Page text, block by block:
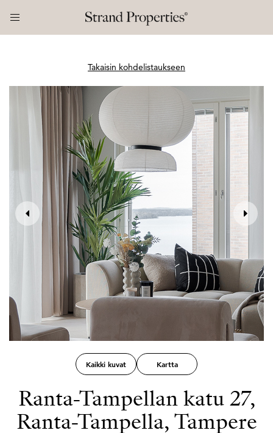
Takaisin kohdelistaukseen
Kaikki kuvat Kartta
Ranta-Tampellan katu 27,
Ranta-Tampella, Tampere